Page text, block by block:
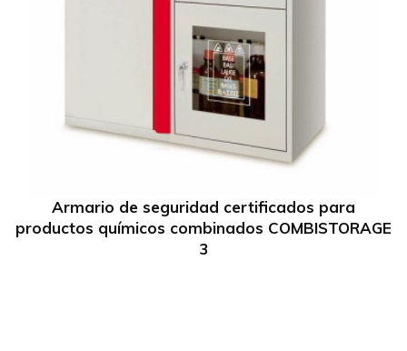
Armario de seguridad certificados para
productos químicos combinados COMBISTORAGE
3